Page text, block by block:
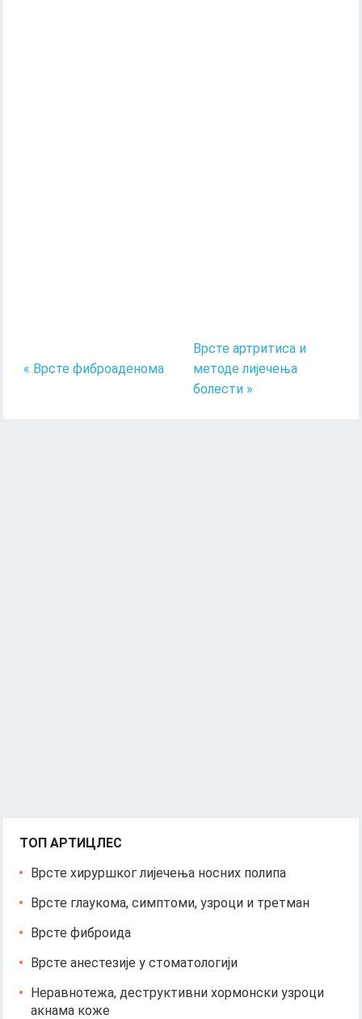
« Врсте фиброаденома
Врсте артритиса и
методе лијечења
болести »
ТОП АРТИЦЛЕС
Врсте хируршког лијечења носних полипа
Врсте глаукома, симптоми, узроци и третман
Врсте фиброида
Врсте анестезије у стоматологији
Неравнотежа, деструктивни хормонски узроци
акнама коже